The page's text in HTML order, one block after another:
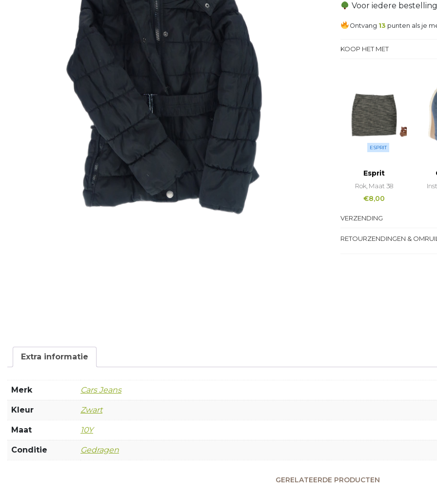
Voor iedere
Ontvang 13 punten als je
KOOP HET MET
ESPRIT
Esprit
Rok, Maat 38
€8,00
VERZENDING
RETOURZENDINGEN &
Extra informatie
Merk Cars Jeans
Kleur Zwart
Maat 10Y
Conditie Gedragen
GERELATEERDE PRODUCTEN